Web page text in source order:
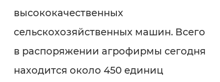
высококачественных
сельскохозяйственных машин. Всего
в распоряжении агрофирмы сегодня
находится около 450 единиц